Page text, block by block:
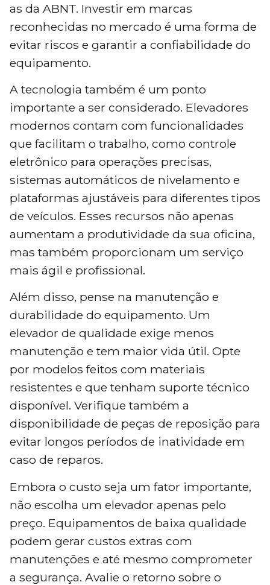
as da ABNT. Investir em marcas
reconhecidas no mercado é uma forma de
evitar riscos e garantir a confiabilidade do
equipamento.
A tecnologia também é um ponto
importante a ser considerado. Elevadores
modernos contam com funcionalidades
que facilitam o trabalho, como controle
eletrônico para operações precisas,
sistemas automáticos de nivelamento e
plataformas ajustáveis para diferentes tipos
de veículos. Esses recursos não apenas
aumentam a produtividade da sua oficina,
mas também proporcionam um serviço
mais ágil e profissional.
Além disso, pense na manutenção e
durabilidade do equipamento. Um
elevador de qualidade exige menos
manutenção e tem maior vida útil. Opte
por modelos feitos com materiais
resistentes e que tenham suporte técnico
disponível. Verifique também a
disponibilidade de peças de reposição para
evitar longos períodos de inatividade em
caso de reparos.
Embora o custo seja um fator importante,
não escolha um elevador apenas pelo
preço. Equipamentos de baixa qualidade
podem gerar custos extras com
manutenções e até mesmo comprometer
a segurança. Avalie o retorno sobre o